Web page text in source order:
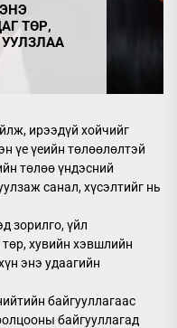
ТӨР,
ирээдүй хойчийг
үе үеийн төлөөлөлтэй
төлөө үндэсний
санал, хүсэлтийг нь
зорилго, үйл
хувийн хэвшлийн
энэ удаагийн
байгууллагаас
байгууллагад